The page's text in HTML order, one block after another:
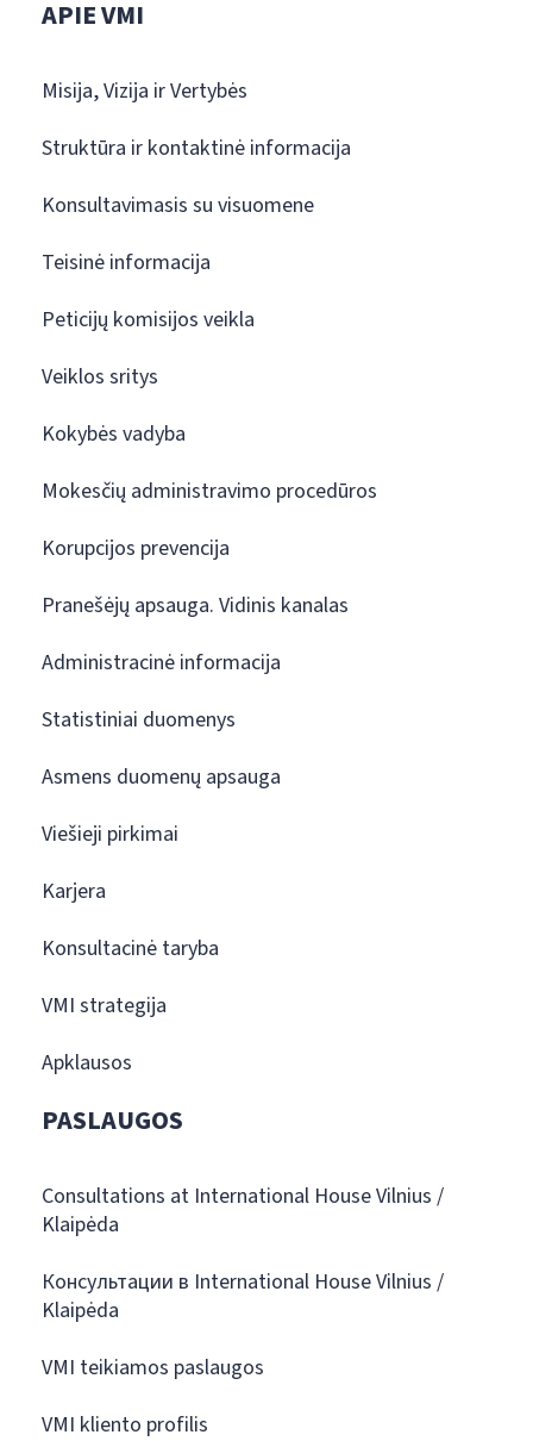
APIE VMI
Misija, Vizija ir Vertybės
Struktūra ir kontaktinė informacija
Konsultavimasis su visuomene
Teisinė informacija
Peticijų komisijos veikla
Veiklos sritys
Kokybės vadyba
Mokesčių administravimo procedūros
Korupcijos prevencija
Pranešėjų apsauga. Vidinis kanalas
Administracinė informacija
Statistiniai duomenys
Asmens duomenų apsauga
Viešieji pirkimai
Karjera
Konsultacinė taryba
VMI strategija
Apklausos
PASLAUGOS
Consultations at International House Vilnius /
Klaipėda
Консультации в International House Vilnius /
Klaipėda
VMI teikiamos paslaugos
VMI kliento profilis